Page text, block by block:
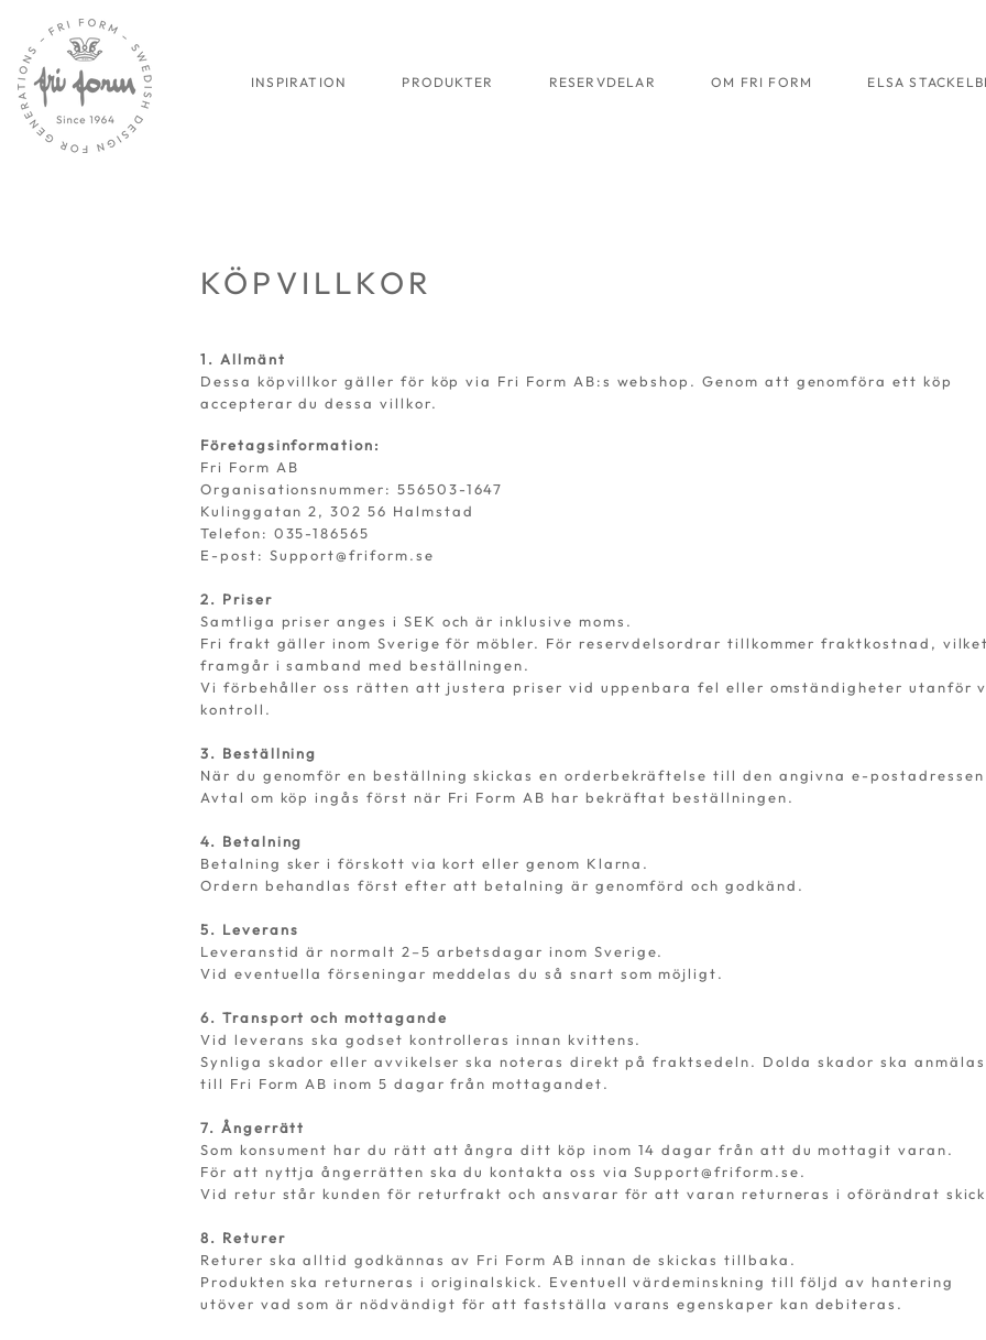
INSPIRATION PRODUKTER RESERVDELAR OM FRI FORM ELSA
KÖPVILLKOR
1. Allmänt
Dessa köpvillkor gäller för köp via Fri Form AB:s webshop. Genom att genomföra ett köp
accepterar du dessa villkor.
Företagsinformation:
Fri Form AB
Organisationsnummer: 556503-1647
Kulinggatan 2, 302 56 Halmstad
Telefon: 035-186565
E-post: Support@friform.se
2. Priser
Samtliga priser anges i SEK och är inklusive moms.
Fri frakt gäller inom Sverige för möbler. För reservdelsordrar tillkommer fraktkostnad,
framgår i samband med beställningen.
Vi förbehåller oss rätten att justera priser vid uppenbara fel eller omständigheter utanför
kontroll.
3. Beställning
När du genomför en beställning skickas en orderbekräftelse till den angivna e-
Avtal om köp ingås först när Fri Form AB har bekräftat beställningen.
4. Betalning
Betalning sker i förskott via kort eller genom Klarna.
Ordern behandlas först efter att betalning är genomförd och godkänd.
5. Leverans
Leveranstid är normalt 2–5 arbetsdagar inom Sverige.
Vid eventuella förseningar meddelas du så snart som möjligt.
6. Transport och mottagande
Vid leverans ska godset kontrolleras innan kvittens.
Synliga skador eller avvikelser ska noteras direkt på fraktsedeln. Dolda skador ska anmälas
till Fri Form AB inom 5 dagar från mottagandet.
7. Ångerrätt
Som konsument har du rätt att ångra ditt köp inom 14 dagar från att du mottagit varan.
För att nyttja ångerrätten ska du kontakta oss viaSupport@friform.se.
Vid retur står kunden för returfrakt och ansvarar för att varan returneras i oförändrat
8. Returer
Returer ska alltid godkännas av Fri Form AB innan de skickas tillbaka.
Produkten ska returneras i originalskick. Eventuell värdeminskning till följd av hantering
utöver vad som är nödvändigt för att fastställa varans egenskaper kan debiteras.